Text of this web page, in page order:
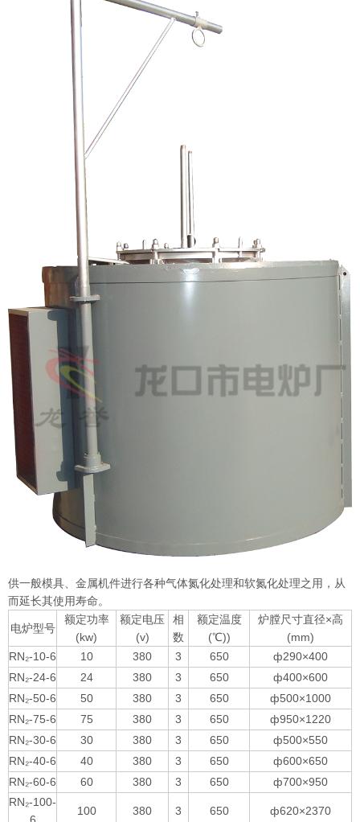
供一般模具、金属机件进行各种气体氮化处理和软氮化处理之用，从
而延长其使用寿命。
电炉型号
额定功率
(kw)
额定电压
(v)
相
数
额定温度
(℃))
炉膛尺寸直径×高
(mm)
RN₂-10-6
10 380 3 650
ф290×400
RN₂-24-6
24 380 3 650
ф400×600
RN₂-50-6
50 380 3 650
ф500×1000
RN₂-75-6
75 380 3 650
ф950×1220
RN₂-30-6
30 380 3 650
ф500×550
RN₂-40-6
40 380 3 650
ф600×650
RN₂-60-6
60 380 3 650
ф700×950
RN₂-100-
100 380 3 650 ф620×2370